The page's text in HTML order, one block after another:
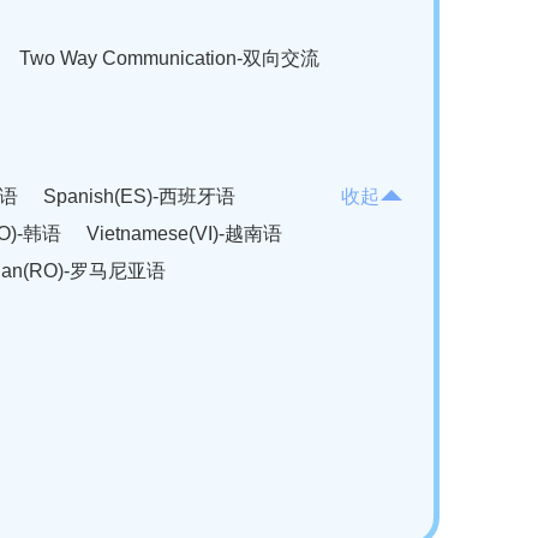
Two Way Communication-双向交流
Spanish(ES)-西班牙语
韩语
Vietnamese(VI)-越南语
罗马尼亚语
收起